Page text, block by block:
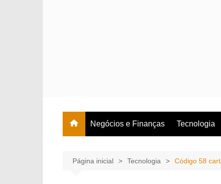
Negócios e Finanças Tecnologia
Página inicial Tecnologia Código 58